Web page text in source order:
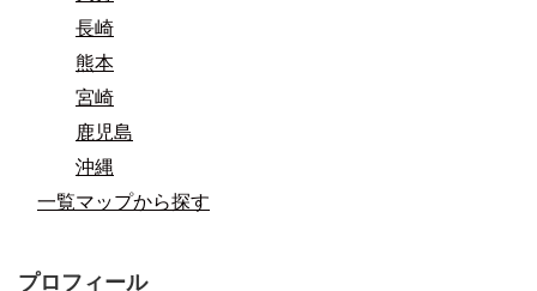
長崎
熊本
宮崎
鹿児島
沖縄
一覧マップから探す
プロフィール